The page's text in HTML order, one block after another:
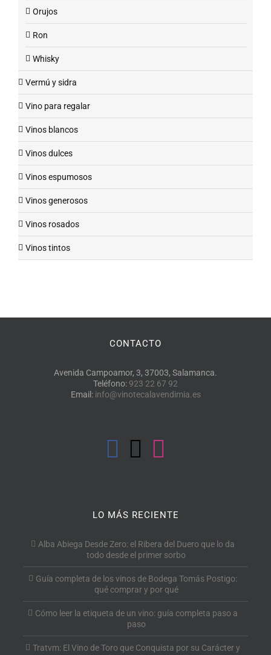
Orujos
Ron
Whisky
Vermú y sidra
Vino para regalar
Vinos blancos
Vinos dulces
Vinos espumosos
Vinos generosos
Vinos rosados
Vinos tintos
CONTACTO
Avenida Campoamor, 3, 37003, Salamanca.
Teléfono: 923 22 67 92
Email: info@vinotecalavendimia.es
LO MÁS RECIENTE
Alba Abiega Desde Zero: el Ribera del Duero que lo da
todo desde el primer sorbo
Guía completa de los vinos de Bodega Tomás Postigo:
qué comprar y por qué
Cómo leer la etiqueta de un vino: guía completa paso a
paso
Tratvm: El Vino de Toro que Conquista por su Carácter y